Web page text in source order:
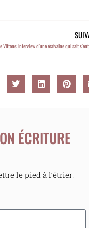
Vittone: interview d’une écrivaine qui sait
ÉCRITURE
le pied à l’étrier!